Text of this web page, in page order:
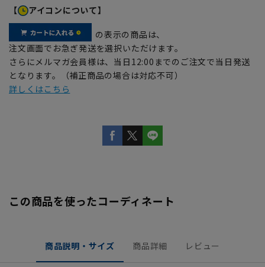
【 アイコンについて】
の表示の商品は、
注文画面でお急ぎ発送を選択いただけます。
さらにメルマガ会員様は、当日12:00までのご注文で当日発送
となります。（補正商品の場合は対応不可）
詳しくはこちら
この商品を使ったコーディネート
商品説明・サイズ 商品詳細 レビュー